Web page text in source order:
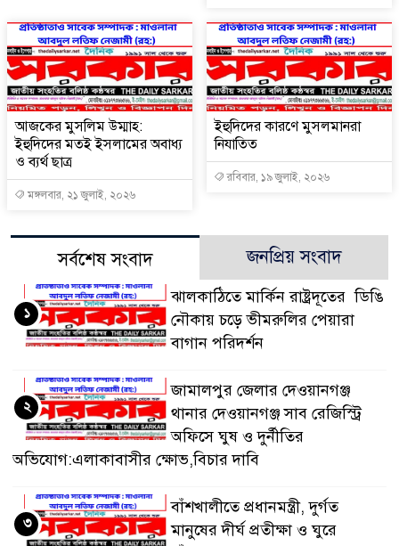
আজকের মুসলিম উম্মাহ:
ইহুদিদের মতই ইসলামের অবাধ্য
ও ব্যর্থ ছাত্র
মঙ্গলবার, ২১ জুলাই, ২০২৬
ইহুদিদের কারণে মুসলমানরা
নিযাতিত
রবিবার, ১৯ জুলাই, ২০২৬
সর্বশেষ সংবাদ জনপ্রিয় সংবাদ
ঝালকাঠিতে মার্কিন রাষ্ট্রদূতের ডিঙি
নৌকায় চড়ে ভীমরুলির পেয়ারা
বাগান পরিদর্শন
১
জামালপুর জেলার দেওয়ানগঞ্জ
থানার দেওয়ানগঞ্জ সাব রেজিস্ট্রি
অফিসে ঘুষ ও দুর্নীতির
অভিযোগ:এলাকাবাসীর ক্ষোভ,বিচার দাবি
২
বাঁশখালীতে প্রধানমন্ত্রী, দুর্গত
মানুষের দীর্ঘ প্রতীক্ষা ও ঘুরে
৩